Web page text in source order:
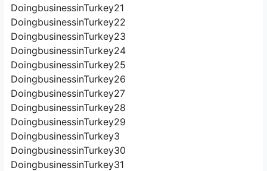
DoingbusinessinTurkey22
DoingbusinessinTurkey23
DoingbusinessinTurkey24
DoingbusinessinTurkey25
DoingbusinessinTurkey26
DoingbusinessinTurkey27
DoingbusinessinTurkey28
DoingbusinessinTurkey29
DoingbusinessinTurkey3
DoingbusinessinTurkey30
DoingbusinessinTurkey31
DoingbusinessinTurkey32